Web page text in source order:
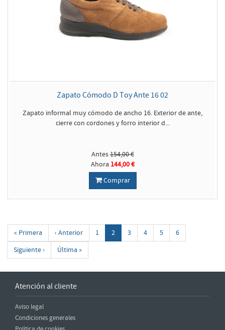
Zapato Cómodo D Toy Ante 16 02
Zapato informal muy cómodo de ancho 16. Exterior de ante,
cierre con cordones y forro interior d...
Antes154,00 €
Ahora 144,00 €
Comprar
« Primera ‹ Anterior 1 2 3 4 5
6
Siguiente ›
Última »
Atención al cliente
Aviso legal
Condiciones generales